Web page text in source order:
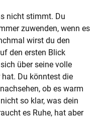
nicht stimmt. Du
zuwenden, wenn es
wirst du den
den ersten Blick
über seine volle
Du könntest die
ob es warm
so klar, was dein
es Ruhe, hat aber